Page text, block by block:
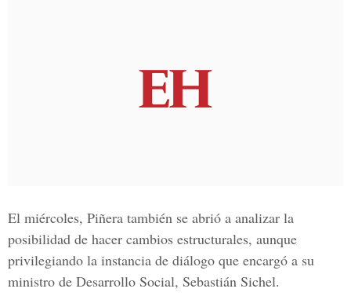
El miércoles, Piñera también se abrió a analizar la
posibilidad de hacer cambios estructurales, aunque
privilegiando la instancia de diálogo que encargó a su
ministro de Desarrollo Social, Sebastián Sichel.